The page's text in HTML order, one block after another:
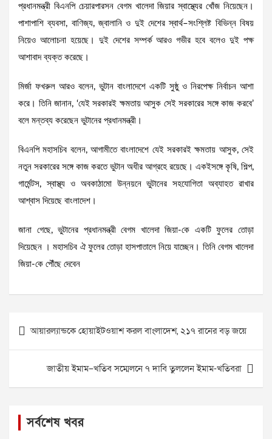
প্রধানমন্ত্রী বিএনপি চেয়ারপারসন বেগম খালেদা জিয়ার স্বাস্থ্যের খোঁজ নিয়েছেন।
পাশাপাশি ব্যবসা, বাণিজ্য, জ্বালানি ও দুই দেশের স্বার্থ–সংশ্লিষ্ট বিভিন্ন বিষয়
নিয়েও আলোচনা হয়েছে। দুই দেশের সম্পর্ক আরও গভীর হবে বলেও দুই পক্ষ
আশাবাদ ব্যক্ত করেছে।
মির্জা ফখরুল আরও বলেন, ভুটান বাংলাদেশে একটি সুষ্ঠু ও নিরপেক্ষ নির্বাচন আশা
করে। তিনি জানান, ‘যেই সরকারই ক্ষমতায় আসুক সেই সরকারের সঙ্গে কাজ করবে’
বলে মন্তব্য করেছেন ভুটানের প্রধানমন্ত্রী।
বিএনপি মহাসচিব বলেন, আগামীতে বাংলাদেশে যেই সরকারই ক্ষমতায় আসুক, সেই
নতুন সরকারের সঙ্গে কাজ করতে ভুটান অধীর আগ্রহে রয়েছে। একইসঙ্গে কৃষি, শিল্প,
গার্মেন্টস, স্বাস্থ্য ও অবকাঠামো উন্নয়নে ভুটানের সহযোগিতা অব্যাহত রাখার
আশ্বাস দিয়েছে বাংলাদেশ।
জানা গেছে, ভুটানের প্রধানমন্ত্রী বেগম খালেদা জিয়া-কে একটি ফুলের তোড়া
দিয়েছেন । মহাসচিব ঐ ফুলের তোড়া হাসপাতালে নিয়ে যাচ্ছেন। তিনি বেগম খালেদা
জিয়া-কে পৌঁছে দেবেন
Post
navigation
আয়ারল্যান্ডকে হোয়াইটওয়াশ করল বাংলাদেশ, ২১৭ রানের বড় জয়ে
জাতীয় ইমাম–খতিব সম্মেলনে ৭ দাবি তুললেন ইমাম-খতিবরা
সর্বশেষ খবর